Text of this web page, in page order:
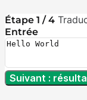
Étape 1 / 4
Entrée
Suivant :